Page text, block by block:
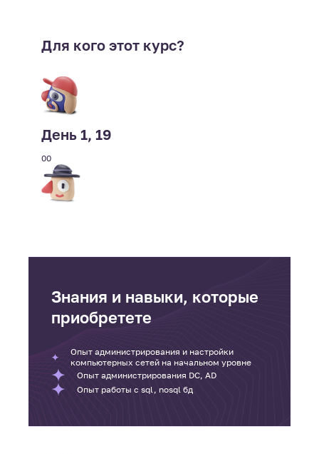
Для кого этот курс?
День 1, 19
00
Знания и навыки, которые
приобретете
Опыт администрирования и настройки
компьютерных сетей на начальном уровне
Опыт администрирования DC, AD
Опыт работы с sql, nosql бд